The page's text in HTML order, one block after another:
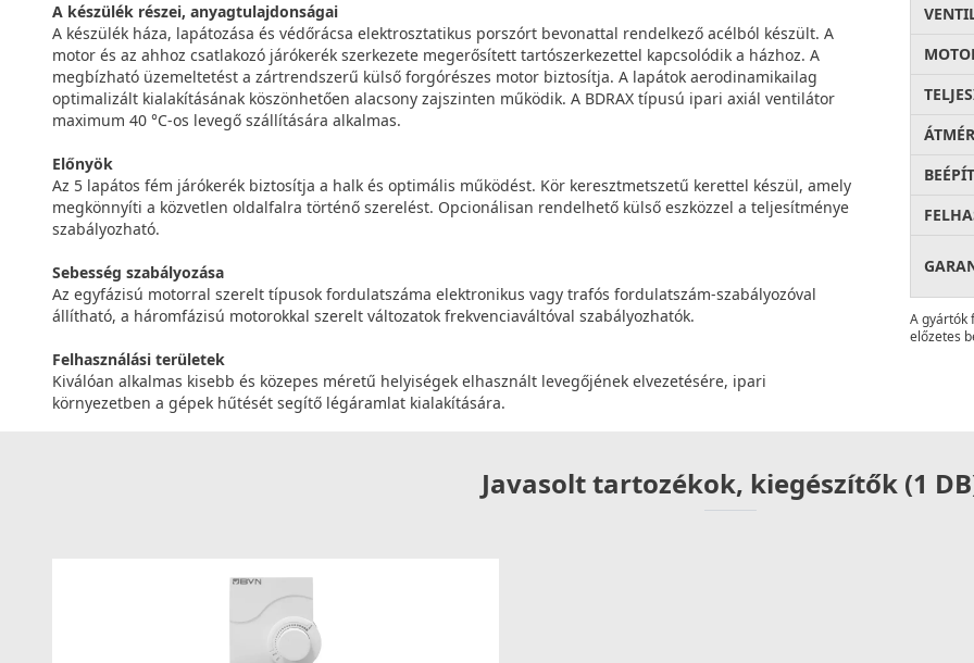
A készülék részei, anyagtulajdonságai
A készülék háza, lapátozása és védőrácsa elektrosztatikus porszórt bevonattal rendelkező acélból készült. A
motor és az ahhoz csatlakozó járókerék szerkezete megerősített tartószerkezettel kapcsolódik a házhoz. A
megbízható üzemeltetést a zártrendszerű külső forgórészes motor biztosítja. A lapátok aerodinamikailag
optimalizált kialakításának köszönhetően alacsony zajszinten működik. A BDRAX típusú ipari axiál ventilátor
maximum 40 °C-os levegő szállítására alkalmas.
Előnyök
Az 5 lapátos fém járókerék biztosítja a halk és optimális működést. Kör keresztmetszetű kerettel készül, amely
megkönnyíti a közvetlen oldalfalra történő szerelést. Opcionálisan rendelhető külső eszközzel a teljesítménye
szabályozható.
Sebesség szabályozása
Az egyfázisú motorral szerelt típusok fordulatszáma elektronikus vagy trafós fordulatszám-szabályozóval
állítható, a háromfázisú motorokkal szerelt változatok frekvenciaváltóval szabályozhatók.
Felhasználási területek
Kiválóan alkalmas kisebb és közepes méretű helyiségek elhasznált levegőjének elvezetésére, ipari
környezetben a gépek hűtését segítő légáramlat kialakítására.
A gyártók
előzetes
Javasolt tartozékok, kiegészítők (1